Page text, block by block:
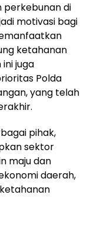
perkebunan di
motivasi bagi
ketahanan
juga
Polda
yang telah
pihak,
sektor
maju dan
daerah,